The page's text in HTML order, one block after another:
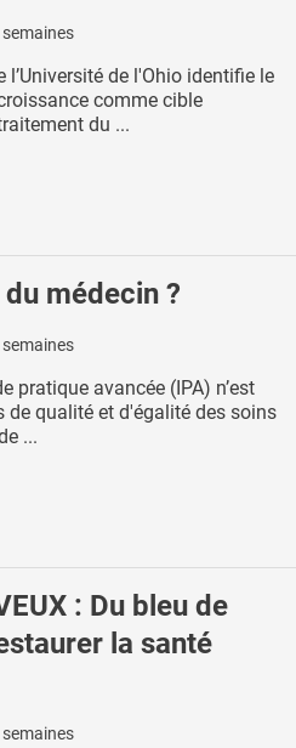
l’Université de l'Ohio identifie le
comme cible
du ...
médecin ?
pratique avancée (IPA) n’est
de qualité et d'égalité des soins
...
: Du bleu de
la santé